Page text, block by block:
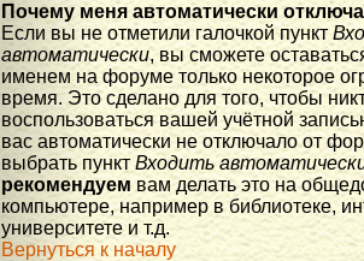
Почему меня автоматически
Если вы не отметили галочкой пункт
автоматически, вы сможете
именем на форуме только некоторое
время. Это сделано для того, чтобы
воспользоваться вашей учётной
вас автоматически не отключало от
выбрать пунктВходить
рекомендуем вам делать это на
компьютере, например в библиотеке,
университете и т.д.
Вернуться к началу